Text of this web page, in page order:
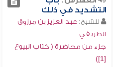
التشديد في ذلك
للشيخ: عبد العزيز بن مرزوق
الطريفي
جزء من محاضرة ( كتاب البيوع
[1])